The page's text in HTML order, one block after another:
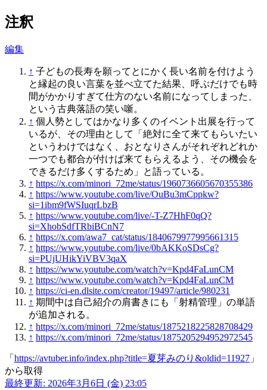
注釈
編集
↑ 子どもの長寿を願ってとにかく長い名前を付けよう
と縁起の良い言葉を並べ立てた結果、呼ぶだけでも時
間がかかりすぎて仕方のない名前になってしまった、
という古典落語の笑い噺。
↑ 個人勢としてはかなり多くのイベント出展を行って
いるが、その理由として「絶対に全て来てもらいたい
というわけではなく、おとなりさんがそれぞれどれか
一つでも都合が付けば来てもらえるよう、その機会を
できるだけ多くするため」と語っている。
↑ https://x.com/minori_72me/status/1960736605670355386
↑ https://www.youtube.com/live/OuBu3mCppkw?
si=1ibm9fWSIuqrLbzB
↑ https://www.youtube.com/live/-T-Z7HhF0qQ?
si=XhobSdfTRbiBCnN7
↑ https://x.com/awa7_cat/status/1840679977995661315
↑ https://www.youtube.com/live/0bAKKoSDsCg?
si=PUjUHikYiVBV3qaX
↑ https://www.youtube.com/watch?v=Kpd4FaLunCM
↑ https://www.youtube.com/watch?v=Kpd4FaLunCM
↑ https://ci-en.dlsite.com/creator/19497/article/980231
↑ 期間中は自己紹介の肩書きにも「射精管理」の単語
が追加される。
↑ https://x.com/minori_72me/status/1875218225828708429
↑ https://x.com/minori_72me/status/1875205294952972545
「 https://avtuber.info/index.php?title=夏芽みのり&oldid=11927 」
から取得
最終更新: 2026年3月6日 (金) 23:05